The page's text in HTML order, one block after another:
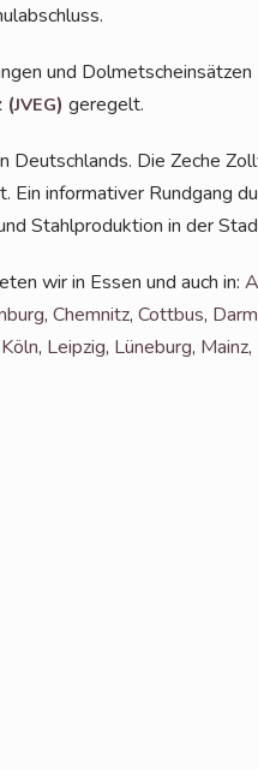
und Dol­met­schein­sät­zen
(JVEG) geregelt.
Deutsch­lands. Die Zeche
infor­ma­ti­ver Rund­gang
Stahl­pro­duk­ti­on in der
wir in Essen und auch in:
, Chem­nitz, Cott­bus,
Köln, Leip­zig, Lüne­burg, Mainz,